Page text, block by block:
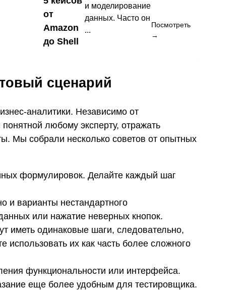
от
Amazon
до Shell
и моделирование
данных. Часто он
...
Посмотреть
→
сценарий
аналитики. Независимо от
любому эксперту, отражать
Мы собрали несколько советов от опытных
формулировок. Делайте каждый шаг
и варианты нестандартного
или нажатие неверных кнопок.
иметь одинаковые шаги, следовательно,
их как часть более сложного
функциональности или интерфейса.
еще более удобным для тестировщика.